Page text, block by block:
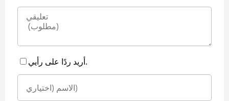
أريد ردًا على رأيي.